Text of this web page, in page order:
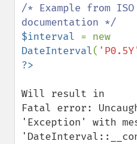
/* Example from ISO
$interval
DateInterval( 'P0.5Y'
Will result in
Fatal error:
'Exception' with